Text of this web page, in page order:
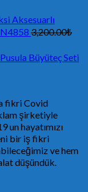
Aksesuarlı
3,200.00₺
Büyüteç Seti
fikri Covid
şirketiyle
un hayatımızı
bir iş fikri
ve hem
düşündük.